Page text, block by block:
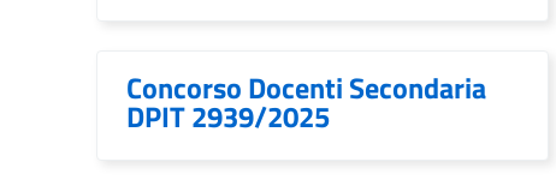
Concorso Docenti Secondaria
DPIT 2939/2025